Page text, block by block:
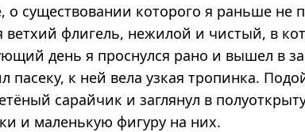
о существовании которого я раньше не
ветхий флигель, нежилой и чистый, в
день я проснулся рано и вышел в
пасеку, к ней вела узкая тропинка.
сарайчик и заглянул в
и маленькую фигуру на них.